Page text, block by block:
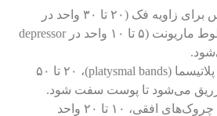
در نواحی تحتانی، بوتاکس برای زاویه فک (۲۰ تا ۳۰ واحد در
ماستر، دو سمت) و خطوط ماریونت (۵ تا ۱۰ واحد در depressor
در گردن، برای نوارهای پلاتیسما (platysmal bands)، ۲۰ تا ۵۰
می‌شود تا پوست سفت شود.
دکلته (بالای سینه) برای چروک‌های افقی، ۱۰ تا ۲۰ واحد